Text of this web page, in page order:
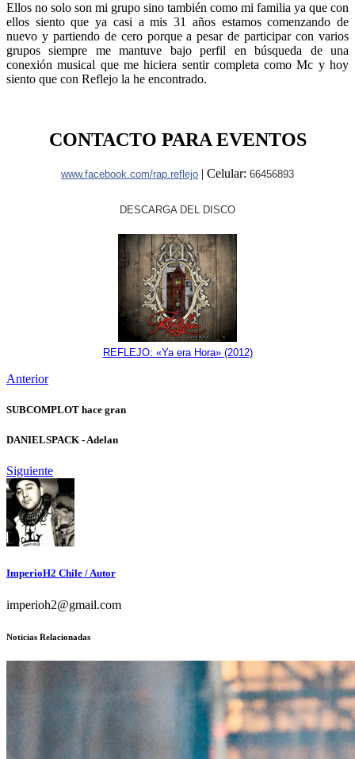
Ellos no solo son mi grupo sino también como mi familia ya que con
ellos siento que ya casi a mis 31 años estamos comenzando de
nuevo y partiendo de cero porque a pesar de participar con varios
grupos siempre me mantuve bajo perfil en búsqueda de una
conexión musical que me hiciera sentir completa como Mc y hoy
siento que con Reflejo la he encontrado.
CONTACTO PARA EVENTOS
www.facebook.com/rap.reflejo | Celular: 66456893
DESCARGA DEL DISCO
REFLEJO: «Ya era Hora» (2012)
Anterior
SUBCOMPLOT hace gran
DANIELSPACK - Adelan
Siguiente
ImperioH2 Chile / Autor
imperioh2@gmail.com
Noticias Relacionadas